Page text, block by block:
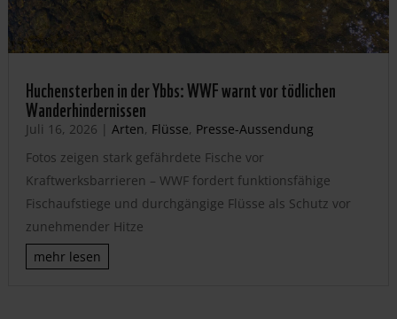
Huchensterben in der Ybbs: WWF warnt vor tödlichen
Wanderhindernissen
Juli 16, 2026 | Arten, Flüsse, Presse-Aussendung
Fotos zeigen stark gefährdete Fische vor
Kraftwerksbarrieren – WWF fordert funktionsfähige
Fischaufstiege und durchgängige Flüsse als Schutz vor
zunehmender Hitze
mehr lesen